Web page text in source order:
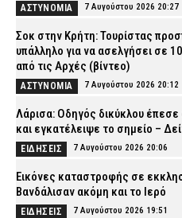
ΑΣΤΥΝΟΜΙΑ 7 Αυγούστου 2026 20:27
Σοκ στην Κρήτη: Τουρίστας
υπάλληλο για να ασελγήσει σε
από τις Αρχές (βίντεο)
ΑΣΤΥΝΟΜΙΑ 7 Αυγούστου 2026 20:12
Λάρισα: Οδηγός δικύκλου
και εγκατέλειψε το σημείο –
ΕΙΔΗΣΕΙΣ 7 Αυγούστου 2026 20:06
Εικόνες καταστροφής σε
Βανδάλισαν ακόμη και το Ιερό
ΕΙΔΗΣΕΙΣ 7 Αυγούστου 2026 19:51